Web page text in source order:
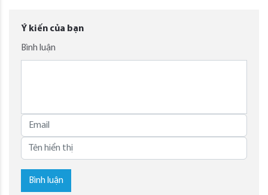
Ý kiến của bạn
Bình luận
Bình luận